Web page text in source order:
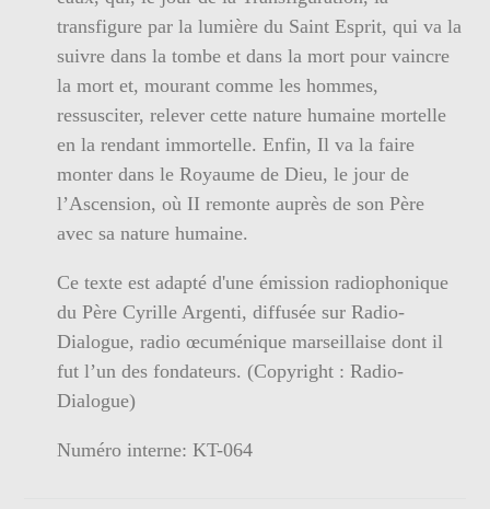
transfigure par la lumière du Saint Esprit, qui va la
suivre dans la tombe et dans la mort pour vaincre
la mort et, mourant comme les hommes,
ressusciter, relever cette nature humaine mortelle
en la rendant immortelle. Enfin, Il va la faire
monter dans le Royaume de Dieu, le jour de
l’Ascension, où II remonte auprès de son Père
avec sa nature humaine.
Ce texte est adapté d'une émission radiophonique
du Père Cyrille Argenti, diffusée sur Radio-
Dialogue, radio œcuménique marseillaise dont il
fut l’un des fondateurs. (Copyright : Radio-
Dialogue)
Numéro interne: KT-064